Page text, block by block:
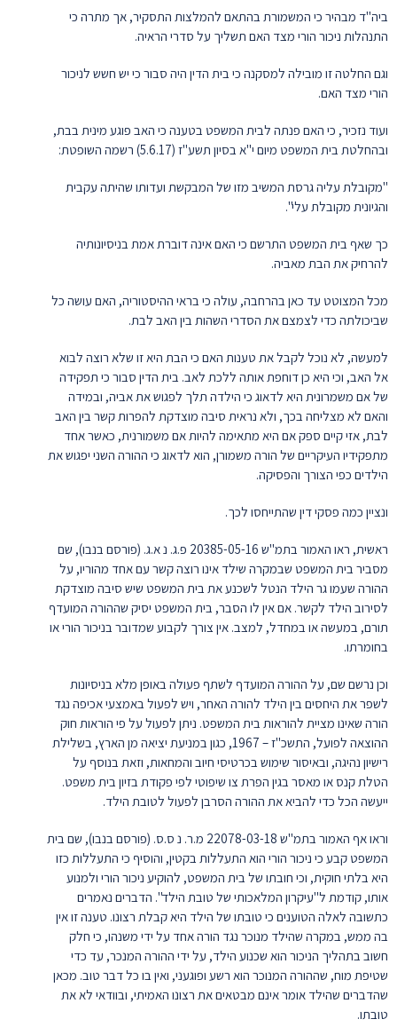
ביה"ד מבהיר כי המשמורת בהתאם להמלצות התסקיר, אך מתרה כי
התנהלות ניכור הורי מצד האם תשליך על סדרי הראיה.
וגם החלטה זו מובילה למסקנה כי בית הדין היה סבור כי יש חשש לניכור
הורי מצד האם.
ועוד נזכיר, כי האם פנתה לבית המשפט בטענה כי האב פוגע מינית בבת,
ובהחלטת בית המשפט מיום י"א בסיון תשע"ז (5.6.17) רשמה השופטת:
"מקובלת עליה גרסת המשיב מזו של המבקשת ועדותו שהיתה עקבית
והגיונית מקובלת עלי".
כך שאף בית המשפט התרשם כי האם אינה דוברת אמת בניסיונותיה
להרחיק את הבת מאביה.
מכל המצוטט עד כאן בהרחבה, עולה כי בראי ההיסטוריה, האם עושה כל
שביכולתה כדי לצמצם את הסדרי השהות בין האב לבת.
למעשה, לא נוכל לקבל את טענות האם כי הבת היא זו שלא רוצה לבוא
אל האב, וכי היא כן דוחפת אותה ללכת לאב. בית הדין סבור כי תפקידה
של אם משמרונית היא לדאוג כי הילדה תלך לפגוש את אביה, ובמידה
והאם לא מצליחה בכך, ולא נראית סיבה מוצדקת להפרות קשר בין האב
לבת, אזי קיים ספק אם היא מתאימה להיות אם משמורנית, כאשר אחד
מתפקידיו העיקריים של הורה משמורן, הוא לדאוג כי ההורה השני יפגוש את
הילדים כפי הצורך והפסיקה.
ונציין כמה פסקי דין שהתייחסו לכך.
ראשית, ראו האמור בתמ"ש 20385-05-16 פ.ג. נ א.ג. (פורסם בנבו), שם
מסביר בית המשפט שבמקרה שילד אינו רוצה קשר עם אחד מהוריו, על
ההורה שעמו גר הילד הנטל לשכנע את בית המשפט שיש סיבה מוצדקת
לסירוב הילד לקשר. אם אין לו הסבר, בית המשפט יסיק שההורה המועדף
תורם, במעשה או במחדל, למצב. אין צורך לקבוע שמדובר בניכור הורי או
בחומרתו.
וכן נרשם שם, על ההורה המועדף לשתף פעולה באופן מלא בניסיונות
לשפר את היחסים בין הילד להורה האחר, ויש לפעול באמצעי אכיפה נגד
הורה שאינו מציית להוראות בית המשפט. ניתן לפעול על פי הוראות חוק
ההוצאה לפועל, התשכ"ז – 1967, כגון במניעת יציאה מן הארץ, בשלילת
רישיון נהיגה, ובאיסור שימוש בכרטיסי חיוב והמחאות, וזאת בנוסף על
הטלת קנס או מאסר בגין הפרת צו שיפוטי לפי פקודת בזיון בית משפט.
ייעשה הכל כדי להביא את ההורה הסרבן לפעול לטובת הילד.
וראו אף האמור בתמ"ש 22078-03-18 מ.ר. נ ס.ס. (פורסם בנבו), שם בית
המשפט קבע כי ניכור הורי הוא התעללות בקטין, והוסיף כי התעללות כזו
היא בלתי חוקית, וכי חובתו של בית המשפט, להוקיע ניכור הורי ולמנוע
אותו, קודמת ל"עיקרון המלאכותי של טובת הילד". הדברים נאמרים
כתשובה לאלה הטוענים כי טובתו של הילד היא קבלת רצונו. טענה זו אין
בה ממש, במקרה שהילד מנוכר נגד הורה אחד על ידי משנהו, כי חלק
חשוב בתהליך הניכור הוא שכנוע הילד, על ידי ההורה המנכר, עד כדי
שטיפת מוח, שההורה המנוכר הוא רשע ופוגעני, ואין בו כל דבר טוב. מכאן
שהדברים שהילד אומר אינם מבטאים את רצונו האמיתי, ובוודאי לא את
טובתו.